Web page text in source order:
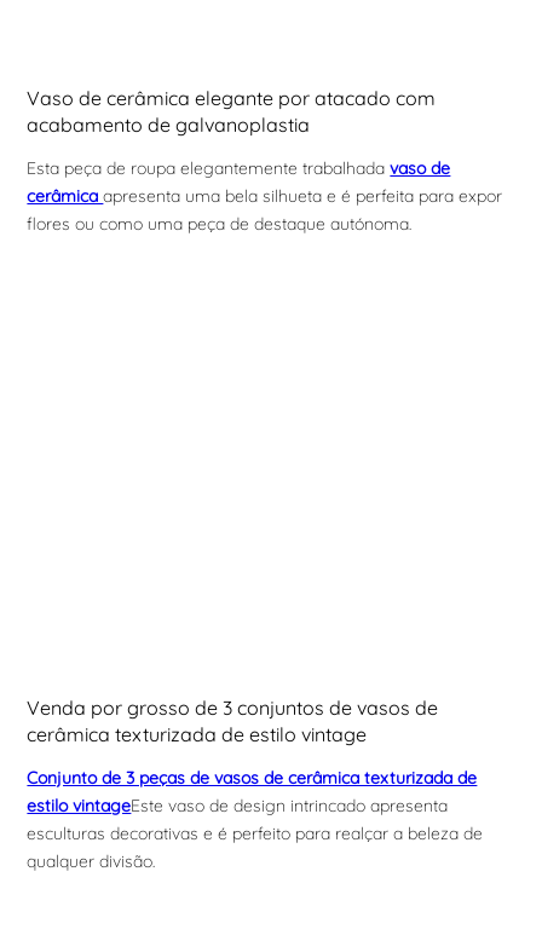
Vaso de cerâmica elegante por atacado com
acabamento de galvanoplastia
Esta peça de roupa elegantemente trabalhadavaso de
cerâmicaapresenta uma bela silhueta e é perfeita para expor
flores ou como uma peça de destaque autónoma.
Venda por grosso de 3 conjuntos de vasos de
cerâmica texturizada de estilo vintage
Conjunto de 3 peças de vasos de cerâmica texturizada de
estilo vintageEste vaso de design intrincado apresenta
esculturas decorativas e é perfeito para realçar a beleza de
qualquer divisão.